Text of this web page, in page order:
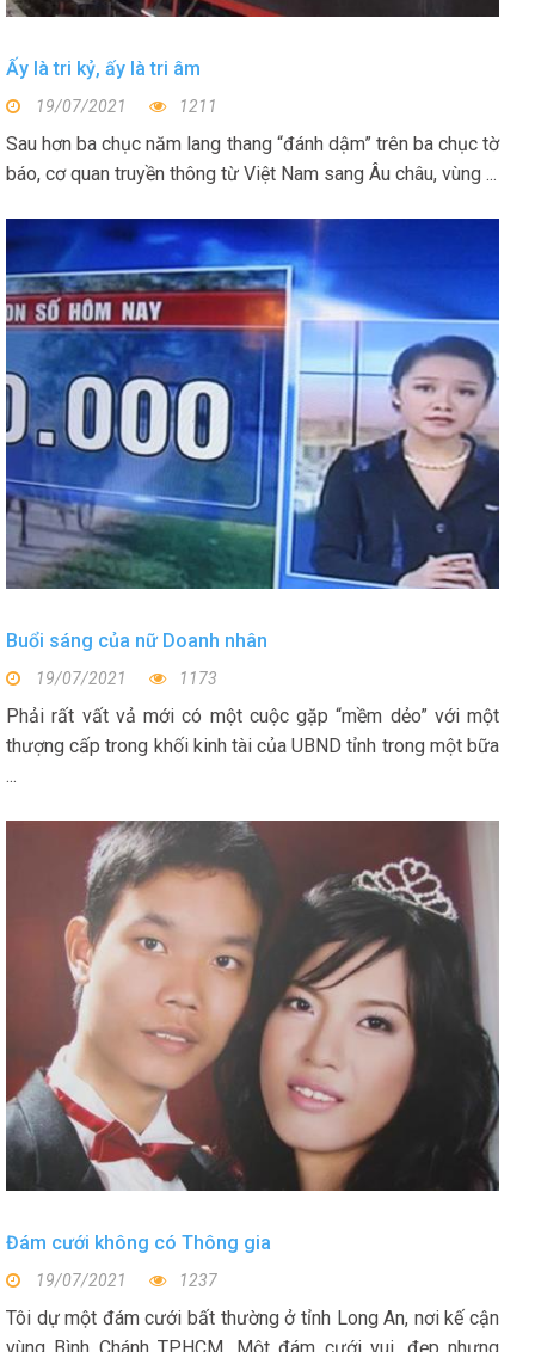
Ấy là tri kỷ, ấy là tri âm
19/07/2021 1211
Sau hơn ba chục năm lang thang “đánh dậm” trên ba chục tờ
báo, cơ quan truyền thông từ Việt Nam sang Âu châu, vùng ...
Buổi sáng của nữ Doanh nhân
19/07/2021 1173
Phải rất vất vả mới có một cuộc gặp “mềm dẻo” với một
thượng cấp trong khối kinh tài của UBND tỉnh trong một bữa
...
Đám cưới không có Thông gia
19/07/2021 1237
Tôi dự một đám cưới bất thường ở tỉnh Long An, nơi kế cận